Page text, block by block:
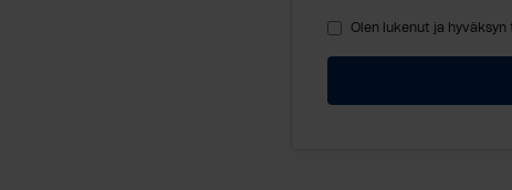
Olen lukenut ja hyväksyn